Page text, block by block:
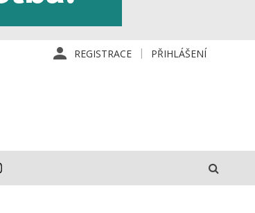
REGISTRACE PŘIHLÁŠENÍ